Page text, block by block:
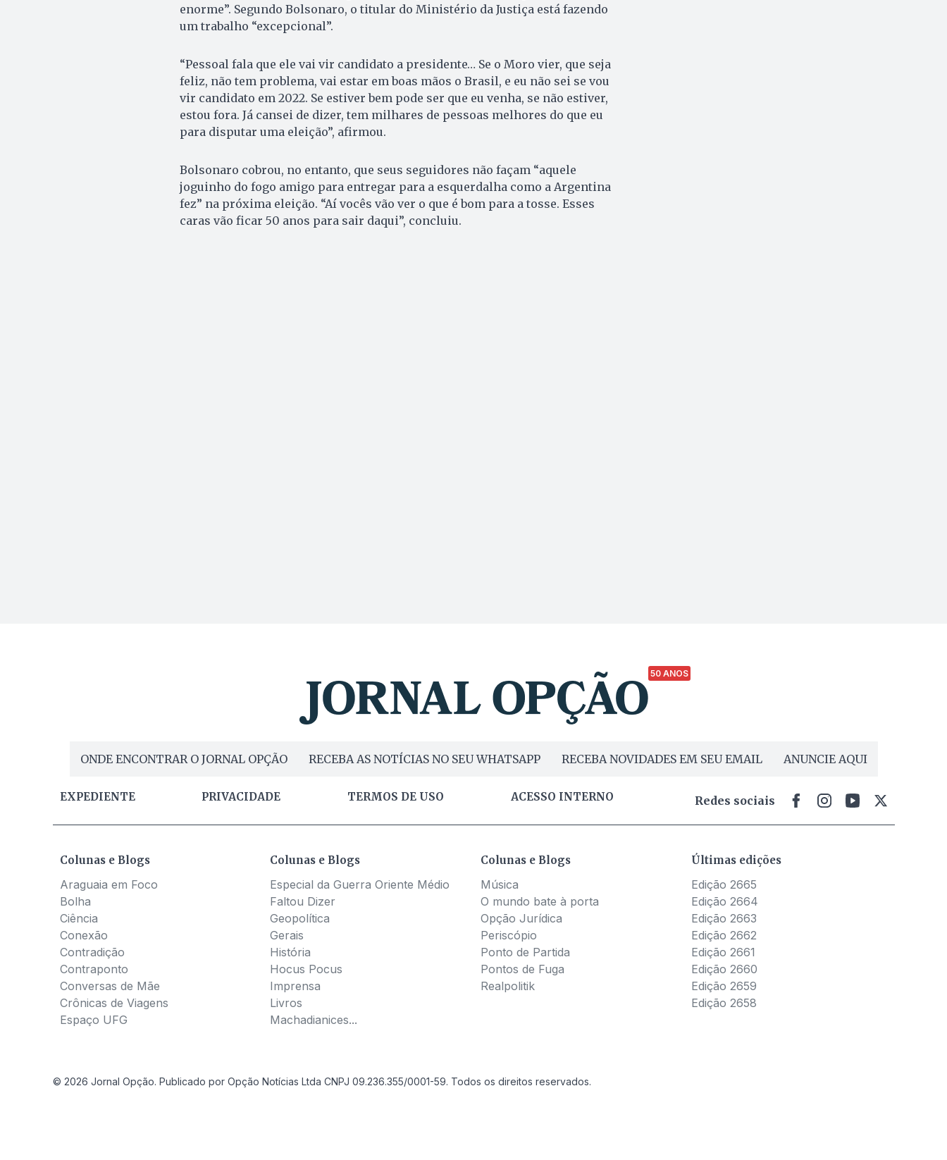
enorme”. Segundo Bolsonaro, o titular do Ministério da Justiça está fazendo
um trabalho “excepcional”.
“Pessoal fala que ele vai vir candidato a presidente… Se o Moro vier, que seja
feliz, não tem problema, vai estar em boas mãos o Brasil, e eu não sei se vou
vir candidato em 2022. Se estiver bem pode ser que eu venha, se não estiver,
estou fora. Já cansei de dizer, tem milhares de pessoas melhores do que eu
para disputar uma eleição”, afirmou.
Bolsonaro cobrou, no entanto, que seus seguidores não façam “aquele
joguinho do fogo amigo para entregar para a esquerdalha como a Argentina
fez” na próxima eleição. “Aí vocês vão ver o que é bom para a tosse. Esses
caras vão ficar 50 anos para sair daqui”, concluiu.
50 ANOS
ONDE ENCONTRAR O JORNAL OPÇÃO RECEBA AS NOTÍCIAS NO SEU WHATSAPP RECEBA NOVIDADES EM SEU EMAIL ANUNCIE AQUI
EXPEDIENTE PRIVACIDADE TERMOS DE USO ACESSO INTERNO Redes sociais
Colunas e Blogs
Araguaia em Foco
Bolha
Ciência
Conexão
Contradição
Contraponto
Conversas de Mãe
Crônicas de Viagens
Espaço UFG
Colunas e Blogs
Especial da Guerra Oriente Médio
Faltou Dizer
Geopolítica
Gerais
História
Hocus Pocus
Imprensa
Livros
Machadianices...
Colunas e Blogs
Música
O mundo bate à porta
Opção Jurídica
Periscópio
Ponto de Partida
Pontos de Fuga
Realpolitik
Últimas edições
Edição 2665
Edição 2664
Edição 2663
Edição 2662
Edição 2661
Edição 2660
Edição 2659
Edição 2658
© 2026 Jornal Opção. Publicado por Opção Notícias Ltda CNPJ 09.236.355/0001-59. Todos os direitos reservados.